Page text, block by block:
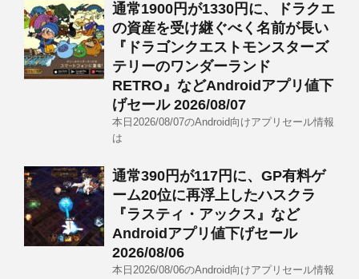
通常1900円が1330円に、ドラクエ
の資産を受け継ぐべく名前が長い
『ドラゴンクエストモンスターズ
テリーのワンダーランド
RETRO』などAndroidアプリ値下
げセール 2026/08/07
本日2026/08/07のAndroid向けアプリセール情報
は
通常390円が117円に、GP有料ゲ
ーム20位に再浮上したハスクラ
『ラスティ・アックス』など
Androidアプリ値下げセール
2026/08/06
本日2026/08/06のAndroid向けアプリセール情報